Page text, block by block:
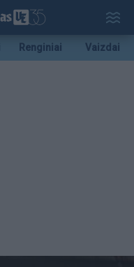
Renginiai Vaizdai